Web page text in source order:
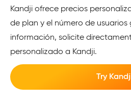
Kandji ofrece precios
de plan y el número de
información, solicite
personalizado a Kandji.
Try